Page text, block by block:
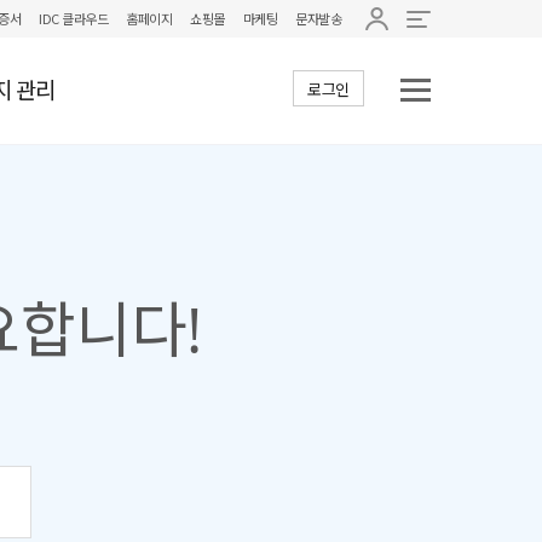
서 IDC 클라우드 홈페이지 쇼핑몰 마케팅 문자발송
관리 로그인
니다!